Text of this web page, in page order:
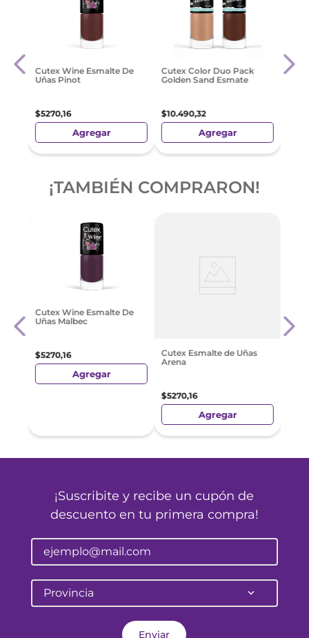
Cutex Wine Esmalte De
Uñas Pinot
$5270,16
Agregar
Cutex Color Duo Pack
Golden Sand Esmate
$10.490,32
Agregar
¡TAMBIÉN COMPRARON!
Cutex Wine Esmalte De
Uñas Malbec
$5270,16
Agregar
Cutex Esmalte de Uñas
Arena
$5270,16
Agregar
¡Suscribite y recibe un cupón de
descuento en tu primera compra!
Provincia
Enviar